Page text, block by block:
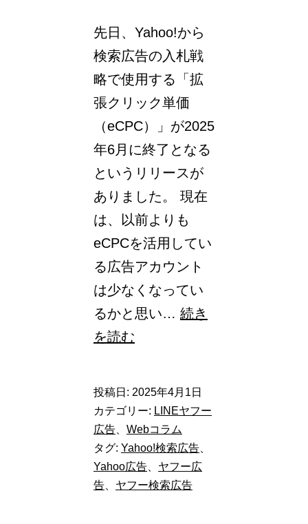
先日、Yahoo!から
検索広告の入札戦
略で使用する「拡
張クリック単価
（eCPC）」が2025
年6月に終了となる
というリリースが
ありました。 現在
は、以前よりも
eCPCを活用してい
る広告アカウント
は少なくなってい
るかと思い… 続き
を読む
広
告】
2025
年
投稿日: 2025年4月1日
カテゴリー: LINEヤフー
広告
Webコラム
タグ: Yahoo!検索広告
Yahoo広告
ヤフー広
告
ヤフー検索広告